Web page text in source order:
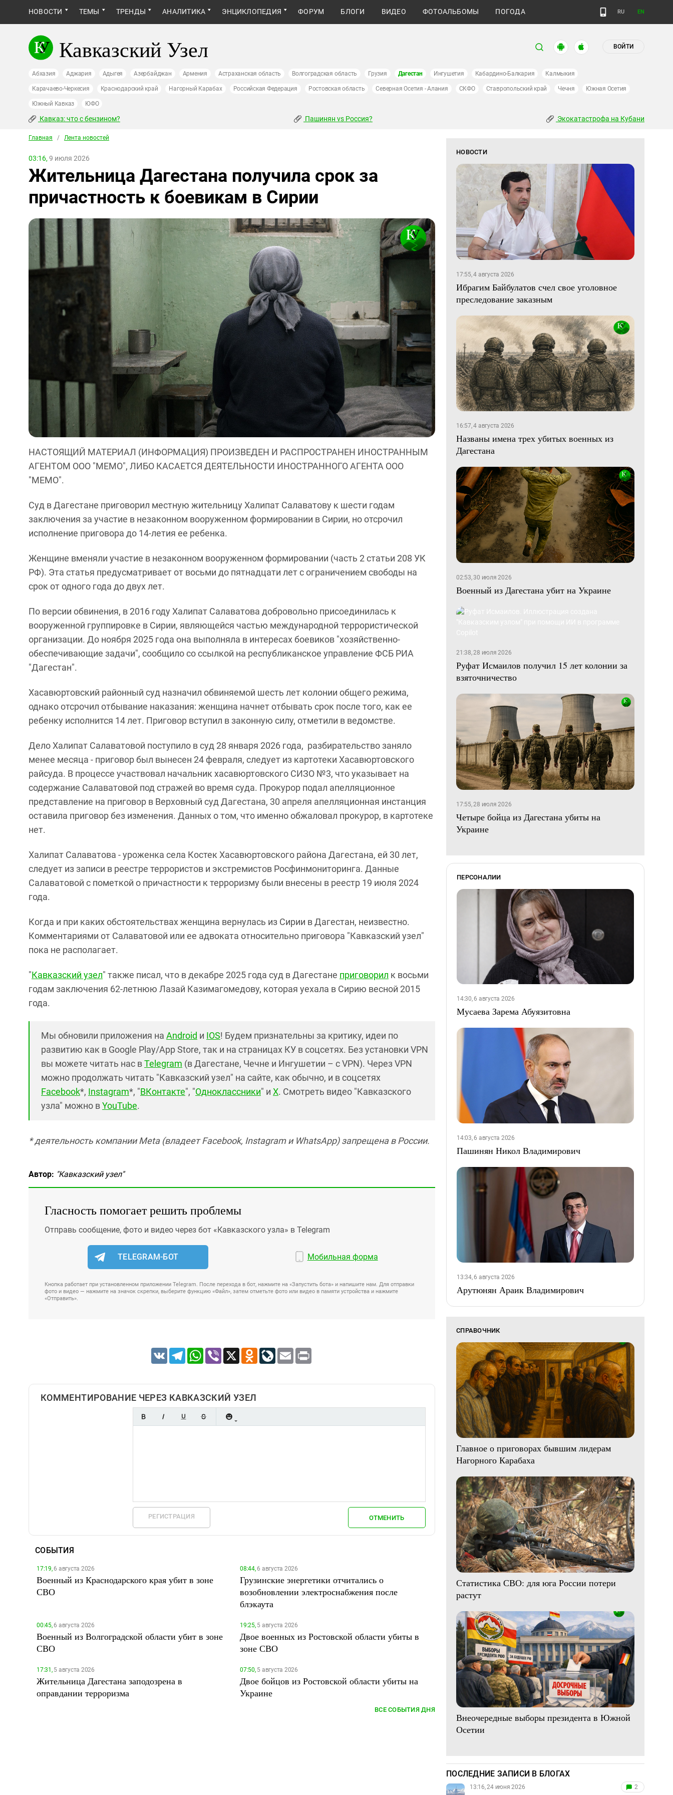
НОВОСТИ ТЕМЫ ТРЕНДЫ АНАЛИТИКА ЭНЦИКЛОПЕДИЯ ФОРУМ БЛОГИ ВИДЕО ФОТОАЛЬБОМЫ ПОГОДА RU EN
Кавказский Узел ВОЙТИ
Абхазия Аджария Адыгея Азербайджан Армения Астраханская область Волгоградская область Грузия Дагестан Ингушетия Кабардино-Балкария Калмыкия
Карачаево-Черкесия Краснодарский край Нагорный Карабах Российская Федерация Ростовская область Северная Осетия - Алания СКФО Ставропольский край Чечня Южная Осетия
Южный Кавказ ЮФО
Кавказ: что с бензином? Пашинян vs Россия? Экокатастрофа на Кубани
Главная / Лента новостей
03:16, 9 июля 2026
Жительница Дагестана получила срок за
причастность к боевикам в Сирии
НАСТОЯЩИЙ МАТЕРИАЛ (ИНФОРМАЦИЯ) ПРОИЗВЕДЕН И РАСПРОСТРАНЕН ИНОСТРАННЫМ
АГЕНТОМ ООО "МЕМО", ЛИБО КАСАЕТСЯ ДЕЯТЕЛЬНОСТИ ИНОСТРАННОГО АГЕНТА ООО
"МЕМО".
Суд в Дагестане приговорил местную жительницу Халипат Салаватову к шести годам
заключения за участие в незаконном вооруженном формировании в Сирии, но отсрочил
исполнение приговора до 14-летия ее ребенка.
Женщине вменяли участие в незаконном вооруженном формировании (часть 2 статьи 208 УК
РФ). Эта статья предусматривает от восьми до пятнадцати лет с ограничением свободы на
срок от одного года до двух лет.
По версии обвинения, в 2016 году Халипат Салаватова добровольно присоединилась к
вооруженной группировке в Сирии, являющейся частью международной террористической
организации. До ноября 2025 года она выполняла в интересах боевиков "хозяйственно-
обеспечивающие задачи", сообщило со ссылкой на республиканское управление ФСБ РИА
"Дагестан".
Хасавюртовский районный суд назначил обвиняемой шесть лет колонии общего режима,
однако отсрочил отбывание наказания: женщина начнет отбывать срок после того, как ее
ребенку исполнится 14 лет. Приговор вступил в законную силу, отметили в ведомстве.
Дело Халипат Салаватовой поступило в суд 28 января 2026 года, разбирательство заняло
менее месяца - приговор был вынесен 24 февраля, следует из картотеки Хасавюртовского
райсуда. В процессе участвовал начальник хасавюртовского СИЗО №3, что указывает на
содержание Салаватовой под стражей во время суда. Прокурор подал апелляционное
представление на приговор в Верховный суд Дагестана, 30 апреля апелляционная инстанция
оставила приговор без изменения. Данных о том, что именно обжаловал прокурор, в картотеке
нет.
Халипат Салаватова - уроженка села Костек Хасавюртовского района Дагестана, ей 30 лет,
следует из записи в реестре террористов и экстремистов Росфинмониторинга. Данные
Салаватовой с пометкой о причастности к терроризму были внесены в реестр 19 июля 2024
года.
Когда и при каких обстоятельствах женщина вернулась из Сирии в Дагестан, неизвестно.
Комментариями от Салаватовой или ее адвоката относительно приговора "Кавказский узел"
пока не располагает.
"Кавказский узел" также писал, что в декабре 2025 года суд в Дагестане приговорил к восьми
годам заключения 62-летнюю Лазай Казимагомедову, которая уехала в Сирию весной 2015
года.
Мы обновили приложения на Android и IOS! Будем признательны за критику, идеи по
развитию как в Google Play/App Store, так и на страницах КУ в соцсетях. Без установки VPN
вы можете читать нас вTelegram (в Дагестане, Чечне и Ингушетии – с VPN). Через VPN
можно продолжать читать "Кавказский узел" на сайте, как обычно, и в соцсетях
Facebook*, Instagram*, "ВКонтакте", "Одноклассники" и X. Смотреть видео "Кавказского
узла" можно вYouTube.
* деятельность компании Meta (владеет Facebook, Instagram и WhatsApp) запрещена в России.
Автор: "Кавказский узел"
Гласность помогает решить проблемы
Отправь сообщение, фото и видео через бот «Кавказского узла» в Telegram
TELEGRAM-БОТ Мобильная форма
Кнопка работает при установленном приложении Telegram. После перехода в бот, нажмите на «Запустить бота» и напишите нам. Для отправки
фото и видео — нажмите на значок скрепки, выберите функцию «Файл», затем отметьте фото или видео в памяти устройства и нажмите
«Отправить».
VK TelegramWhatsApp
Viber X Odnoklassniki
LiveJournal
Email
КОММЕНТИРОВАНИЕ ЧЕРЕЗ КАВКАЗСКИЙ УЗЕЛ
РЕГИСТРАЦИЯ ОТМЕНИТЬ
СОБЫТИЯ
17:19,6 августа 2026
Военный из Краснодарского края убит в зоне
СВО
08:44,6 августа 2026
Грузинские энергетики отчитались о
возобновлении электроснабжения после
блэкаута
00:45,6 августа 2026
Военный из Волгоградской области убит в зоне
СВО
19:25,5 августа 2026
Двое военных из Ростовской области убиты в
зоне СВО
17:31,5 августа 2026
Жительница Дагестана заподозрена в
оправдании терроризма
07:50,5 августа 2026
Двое бойцов из Ростовской области убиты на
Украине
ВСЕ СОБЫТИЯ ДНЯ
НОВОСТИ
17:55, 4 августа 2026
Ибрагим Байбулатов счел свое уголовное
преследование заказным
16:57, 4 августа 2026
Названы имена трех убитых военных из
Дагестана
02:53, 30 июля 2026
Военный из Дагестана убит на Украине
21:38, 28 июля 2026
Руфат Исмаилов получил 15 лет колонии за
взяточничество
17:55, 28 июля 2026
Четыре бойца из Дагестана убиты на
Украине
ПЕРСОНАЛИИ
14:30, 6 августа 2026
Мусаева Зарема Абуязитовна
14:03, 6 августа 2026
Пашинян Никол Владимирович
13:34, 6 августа 2026
Арутюнян Араик Владимирович
СПРАВОЧНИК
Главное о приговорах бывшим лидерам
Нагорного Карабаха
Статистика СВО: для юга России потери
растут
Внеочередные выборы президента в Южной
Осетии
ПОСЛЕДНИЕ ЗАПИСИ В БЛОГАХ
13:16, 24 июня 2026 2